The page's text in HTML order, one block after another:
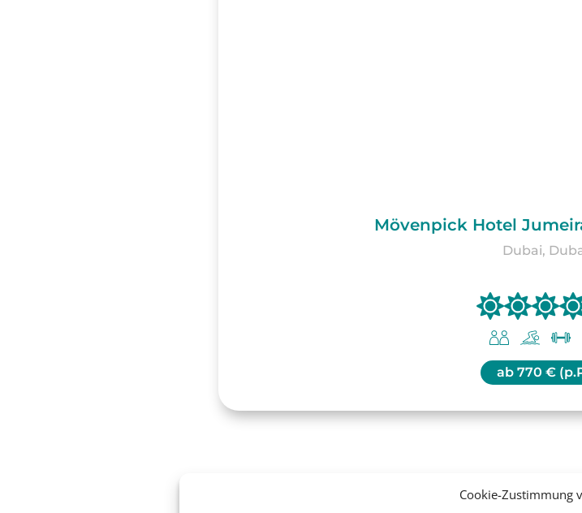
Cookie-Zustimmung
Mövenpick Hotel
Dubai,
ab 770 €